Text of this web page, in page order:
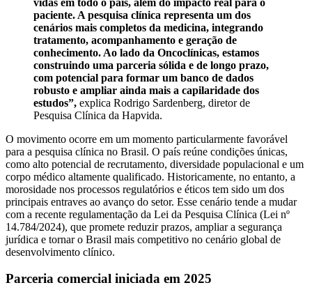
paciente. A pesquisa clínica representa um dos
cenários mais completos da medicina, integrando
tratamento, acompanhamento e geração de
conhecimento. Ao lado da Oncoclínicas, estamos
construindo uma parceria sólida e de longo prazo,
com potencial para formar um banco de dados
robusto e ampliar ainda mais a capilaridade dos
estudos”, explica Rodrigo Sardenberg, diretor de
Pesquisa Clínica da Hapvida.
O movimento ocorre em um momento particularmente favorável
para a pesquisa clínica no Brasil. O país reúne condições únicas,
como alto potencial de recrutamento, diversidade populacional e um
corpo médico altamente qualificado. Historicamente, no entanto, a
morosidade nos processos regulatórios e éticos tem sido um dos
principais entraves ao avanço do setor. Esse cenário tende a mudar
com a recente regulamentação da Lei da Pesquisa Clínica (Lei nº
14.784/2024), que promete reduzir prazos, ampliar a segurança
jurídica e tornar o Brasil mais competitivo no cenário global de
desenvolvimento clínico.
Parceria comercial iniciada em 2025